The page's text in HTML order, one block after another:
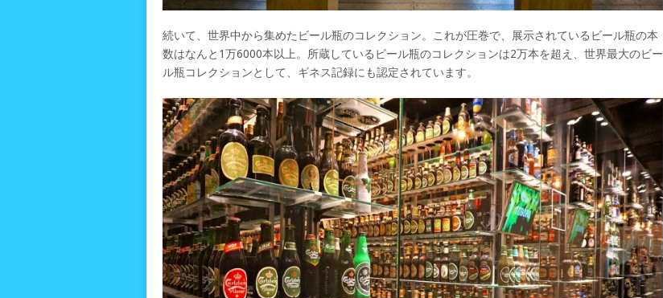
続いて、世界中から集めたビール瓶のコレクション。これが圧巻で、展示されているビール瓶の本
数はなんと1万6000本以上。所蔵しているビール瓶のコレクションは2万本を超え、世界最大のビー
ル瓶コレクションとして、ギネス記録にも認定されています。